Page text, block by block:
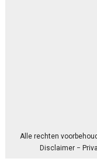
Alle rechten
Disclaimer −